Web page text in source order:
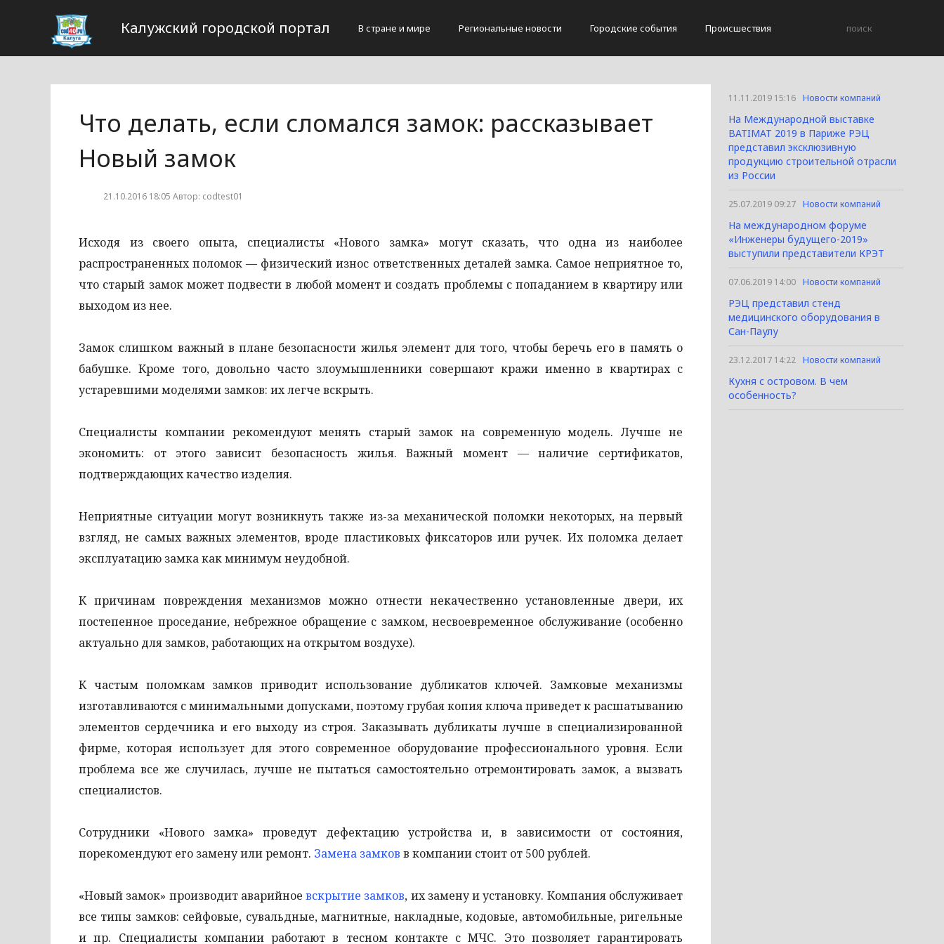
Калужский городской портал В стране и мире Региональные новости Городские события Происшествия
Что делать, если сломался замок: рассказывает
Новый замок
21.10.2016 18:05 Автор: codtest01
Исходя из своего опыта, специалисты «Нового замка» могут сказать, что одна из наиболее
распространенных поломок — физический износ ответственных деталей замка. Самое неприятное то,
что старый замок может подвести в любой момент и создать проблемы с попаданием в квартиру или
выходом из нее.
Замок слишком важный в плане безопасности жилья элемент для того, чтобы беречь его в память о
бабушке. Кроме того, довольно часто злоумышленники совершают кражи именно в квартирах с
устаревшими моделями замков: их легче вскрыть.
Специалисты компании рекомендуют менять старый замок на современную модель. Лучше не
экономить: от этого зависит безопасность жилья. Важный момент — наличие сертификатов,
подтверждающих качество изделия.
Неприятные ситуации могут возникнуть также из-за механической поломки некоторых, на первый
взгляд, не самых важных элементов, вроде пластиковых фиксаторов или ручек. Их поломка делает
эксплуатацию замка как минимум неудобной.
К причинам повреждения механизмов можно отнести некачественно установленные двери, их
постепенное проседание, небрежное обращение с замком, несвоевременное обслуживание (особенно
актуально для замков, работающих на открытом воздухе).
К частым поломкам замков приводит использование дубликатов ключей. Замковые механизмы
изготавливаются с минимальными допусками, поэтому грубая копия ключа приведет к расшатыванию
элементов сердечника и его выходу из строя. Заказывать дубликаты лучше в специализированной
фирме, которая использует для этого современное оборудование профессионального уровня. Если
проблема все же случилась, лучше не пытаться самостоятельно отремонтировать замок, а вызвать
специалистов.
Сотрудники «Нового замка» проведут дефектацию устройства и, в зависимости от состояния,
порекомендуют его замену или ремонт. Замена замков в компании стоит от 500 рублей.
«Новый замок» производит аварийноевскрытие замков, их замену и установку. Компания обслуживает
все типы замков: сейфовые, сувальдные, магнитные, накладные, кодовые, автомобильные, ригельные
и пр. Специалисты компании работают в тесном контакте с МЧС. Это позволяет гарантировать
11.11.2019 15:16 Новости компаний
На Международной выставке
BATIMAT 2019 в Париже РЭЦ
представил эксклюзивную
продукцию строительной отрасли
из России
25.07.2019 09:27 Новости компаний
На международном форуме
«Инженеры будущего-2019»
выступили представители КРЭТ
07.06.2019 14:00 Новости компаний
РЭЦ представил стенд
медицинского оборудования в
Сан-Паулу
23.12.2017 14:22 Новости компаний
Кухня с островом. В чем
особенность?